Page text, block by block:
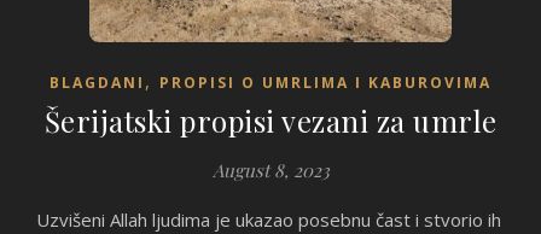
BLAGDANI , PROPISI O UMRLIMA I KABUROVIMA
Šerijatski propisi vezani za umrle
August 8, 2023
Uzvišeni Allah ljudima je ukazao posebnu čast i stvorio ih